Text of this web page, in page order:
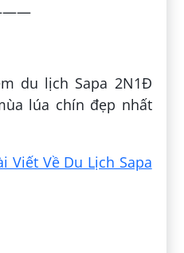
du lịch Sapa 2N1Đ
lúa chín đẹp nhất
Viết Về Du Lịch Sapa